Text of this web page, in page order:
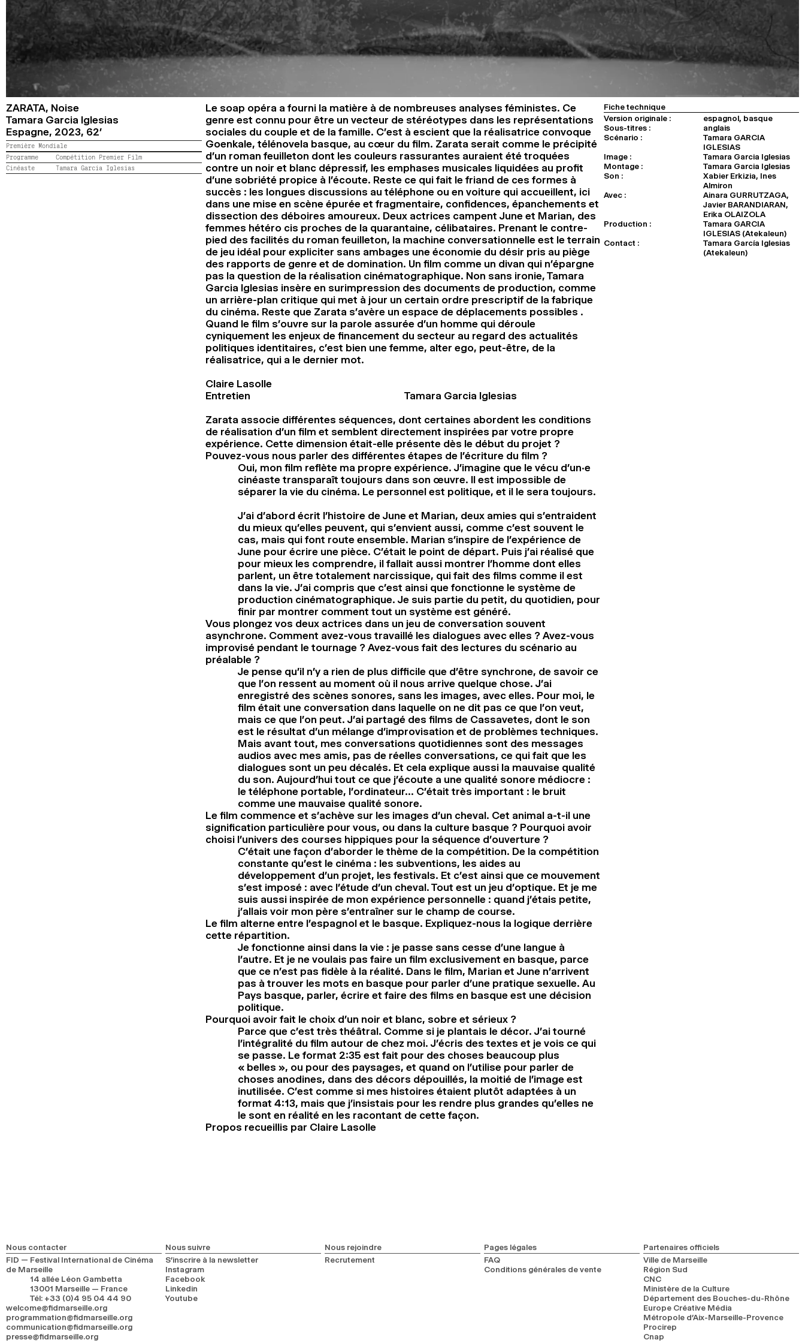
ZARATA, Noise
Tamara Garcia Iglesias
Espagne, 2023, 62’
Première Mondiale
Programme
Compétition Premier Film
Cinéaste
Tamara Garcia Iglesias
Le soap opéra a fourni la matière à de nombreuses analyses féministes. Ce
genre est connu pour être un vecteur de stéréotypes dans les représentations
sociales du couple et de la famille. C’est à escient que la réalisatrice convoque
Goenkale, télénovela basque, au cœur du film. Zarata serait comme le précipité
d’un roman feuilleton dont les couleurs rassurantes auraient été troquées
contre un noir et blanc dépressif, les emphases musicales liquidées au profit
d’une sobriété propice à l’écoute. Reste ce qui fait le friand de ces formes à
succès : les longues discussions au téléphone ou en voiture qui accueillent, ici
dans une mise en scène épurée et fragmentaire, confidences, épanchements et
dissection des déboires amoureux. Deux actrices campent June et Marian, des
femmes hétéro cis proches de la quarantaine, célibataires. Prenant le contre-
pied des facilités du roman feuilleton, la machine conversationnelle est le terrain
de jeu idéal pour expliciter sans ambages une économie du désir pris au piège
des rapports de genre et de domination. Un film comme un divan qui n’épargne
pas la question de la réalisation cinématographique. Non sans ironie, Tamara
Garcia Iglesias insère en surimpression des documents de production, comme
un arrière-plan critique qui met à jour un certain ordre prescriptif de la fabrique
du cinéma. Reste que Zarata s’avère un espace de déplacements possibles .
Quand le film s’ouvre sur la parole assurée d’un homme qui déroule
cyniquement les enjeux de financement du secteur au regard des actualités
politiques identitaires, c’est bien une femme, alter ego, peut-être, de la
réalisatrice, qui a le dernier mot.
Claire Lasolle
Entretien
Tamara Garcia Iglesias
Zarata associe différentes séquences, dont certaines abordent les conditions
de réalisation d’un film et semblent directement inspirées par votre propre
expérience. Cette dimension était-elle présente dès le début du projet ?
Pouvez-vous nous parler des différentes étapes de l’écriture du film ?
Oui, mon film reflète ma propre expérience. J’imagine que le vécu d’un·e
cinéaste transparaît toujours dans son œuvre. Il est impossible de
séparer la vie du cinéma. Le personnel est politique, et il le sera toujours.
J’ai d’abord écrit l’histoire de June et Marian, deux amies qui s’entraident
du mieux qu’elles peuvent, qui s’envient aussi, comme c’est souvent le
cas, mais qui font route ensemble. Marian s’inspire de l’expérience de
June pour écrire une pièce. C’était le point de départ. Puis j’ai réalisé que
pour mieux les comprendre, il fallait aussi montrer l’homme dont elles
parlent, un être totalement narcissique, qui fait des films comme il est
dans la vie. J’ai compris que c’est ainsi que fonctionne le système de
production cinématographique. Je suis partie du petit, du quotidien, pour
finir par montrer comment tout un système est généré.
Vous plongez vos deux actrices dans un jeu de conversation souvent
asynchrone. Comment avez-vous travaillé les dialogues avec elles ? Avez-vous
improvisé pendant le tournage ? Avez-vous fait des lectures du scénario au
préalable ?
Je pense qu’il n’y a rien de plus difficile que d’être synchrone, de savoir ce
que l’on ressent au moment où il nous arrive quelque chose. J’ai
enregistré des scènes sonores, sans les images, avec elles. Pour moi, le
film était une conversation dans laquelle on ne dit pas ce que l’on veut,
mais ce que l’on peut. J’ai partagé des films de Cassavetes, dont le son
est le résultat d’un mélange d’improvisation et de problèmes techniques.
Mais avant tout, mes conversations quotidiennes sont des messages
audios avec mes amis, pas de réelles conversations, ce qui fait que les
dialogues sont un peu décalés. Et cela explique aussi la mauvaise qualité
du son. Aujourd’hui tout ce que j’écoute a une qualité sonore médiocre :
le téléphone portable, l’ordinateur… C’était très important : le bruit
comme une mauvaise qualité sonore.
Le film commence et s’achève sur les images d’un cheval. Cet animal a-t-il une
signification particulière pour vous, ou dans la culture basque ? Pourquoi avoir
choisi l’univers des courses hippiques pour la séquence d’ouverture ?
C’était une façon d’aborder le thème de la compétition. De la compétition
constante qu’est le cinéma : les subventions, les aides au
développement d’un projet, les festivals. Et c’est ainsi que ce mouvement
s’est imposé : avec l’étude d’un cheval. Tout est un jeu d’optique. Et je me
suis aussi inspirée de mon expérience personnelle : quand j’étais petite,
j’allais voir mon père s’entraîner sur le champ de course.
Le film alterne entre l’espagnol et le basque. Expliquez-nous la logique derrière
cette répartition.
Je fonctionne ainsi dans la vie : je passe sans cesse d’une langue à
l’autre. Et je ne voulais pas faire un film exclusivement en basque, parce
que ce n’est pas fidèle à la réalité. Dans le film, Marian et June n’arrivent
pas à trouver les mots en basque pour parler d’une pratique sexuelle. Au
Pays basque, parler, écrire et faire des films en basque est une décision
politique.
Pourquoi avoir fait le choix d’un noir et blanc, sobre et sérieux ?
Parce que c’est très théâtral. Comme si je plantais le décor. J’ai tourné
l’intégralité du film autour de chez moi. J’écris des textes et je vois ce qui
se passe. Le format 2:35 est fait pour des choses beaucoup plus
« belles », ou pour des paysages, et quand on l’utilise pour parler de
choses anodines, dans des décors dépouillés, la moitié de l’image est
inutilisée. C’est comme si mes histoires étaient plutôt adaptées à un
format 4:13, mais que j’insistais pour les rendre plus grandes qu’elles ne
le sont en réalité en les racontant de cette façon.
Propos recueillis par Claire Lasolle
Fiche technique
Version originale :
espagnol, basque
Sous-titres :
anglais
Scénario :
Tamara GARCIA
IGLESIAS
Image :
Tamara Garcia Iglesias
Montage :
Tamara Garcia Iglesias
Son :
Xabier Erkizia, Ines
Almiron
Avec :
Ainara GURRUTZAGA,
Javier BARANDIARAN,
Erika OLAIZOLA
Production :
Tamara GARCIA
IGLESIAS (Atekaleun)
Contact :
Tamara García Iglesias
(Atekaleun)
Nous contacter
FID — Festival International de Cinéma
de Marseille
14 allée Léon Gambetta
13001 Marseille — France
Tél: +33 (0)4 95 04 44 90
welcome@fidmarseille.org
programmation@fidmarseille.org
communication@fidmarseille.org
presse@fidmarseille.org
Nous suivre
S’inscrire à la newsletter
Instagram
Facebook
Linkedin
Youtube
Nous rejoindre
Recrutement
Pages légales
FAQ
Conditions générales de vente
Partenaires officiels
Ville de Marseille
Région Sud
CNC
Ministère de la Culture
Département des Bouches-du-Rhône
Europe Créative Média
Métropole d’Aix-Marseille-Provence
Procirep
Cnap